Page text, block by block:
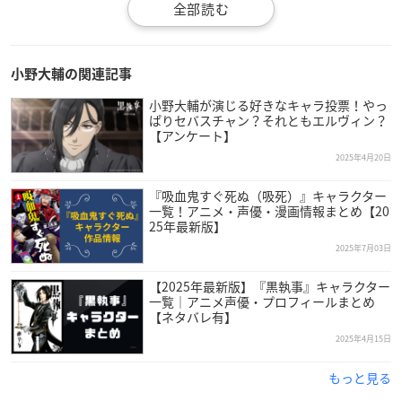
さんは高知県出身で現在フリーで活動しており、今年
小野大輔の関連記事
小野大輔が演じる好きなキャラ投票！やっ
ぱりセバスチャン？それともエルヴィン？
【アンケート】
2025年4月20日
『吸血鬼すぐ死ぬ（吸死）』キャラクター
一覧！アニメ・声優・漫画情報まとめ【20
25年最新版】
2025年7月03日
【2025年最新版】『黒執事』キャラクター
一覧｜アニメ声優・プロフィールまとめ
【ネタバレ有】
2025年4月15日
もっと見る